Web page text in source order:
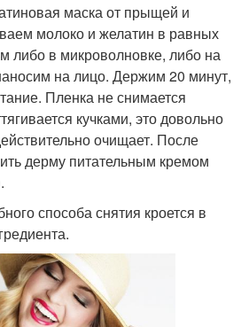
маска от прыщей и
молоко и желатин в равных
либо в микроволновке, либо на
на лицо. Держим 20 минут,
Пленка не снимается
кучками, это довольно
очищает. После
дерму питательным кремом
способа снятия кроется в